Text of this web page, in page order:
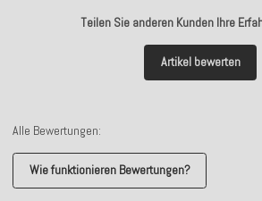
Teilen Sie anderen Kunden Ihre
Artikel bewerten
Alle Bewertungen:
Wie funktionieren Bewertungen?